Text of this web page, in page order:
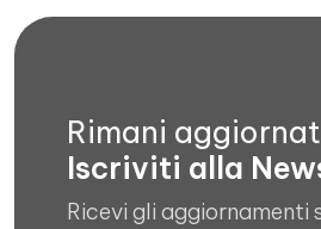
Rimani
Iscriviti alla
Ricevi gli aggiornamenti